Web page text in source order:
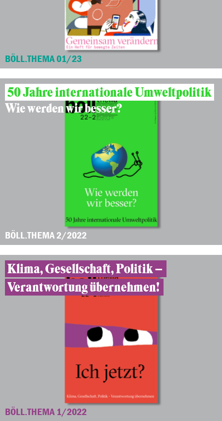
BÖLL.THEMA 01/23
50 Jahre internationale Umweltpolitik
Wie werden wir besser?
BÖLL.THEMA 2/2022
Klima, Gesellschaft, Politik –
Verantwortung übernehmen!
BÖLL.THEMA 1/2022